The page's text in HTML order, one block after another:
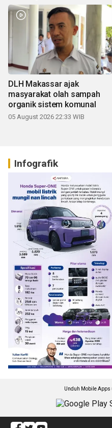
DLH Makassar ajak
masyarakat olah sampah
organik sistem komunal
05 August 2026 22:33 WIB
Infografik
Unduh Mobile Apps